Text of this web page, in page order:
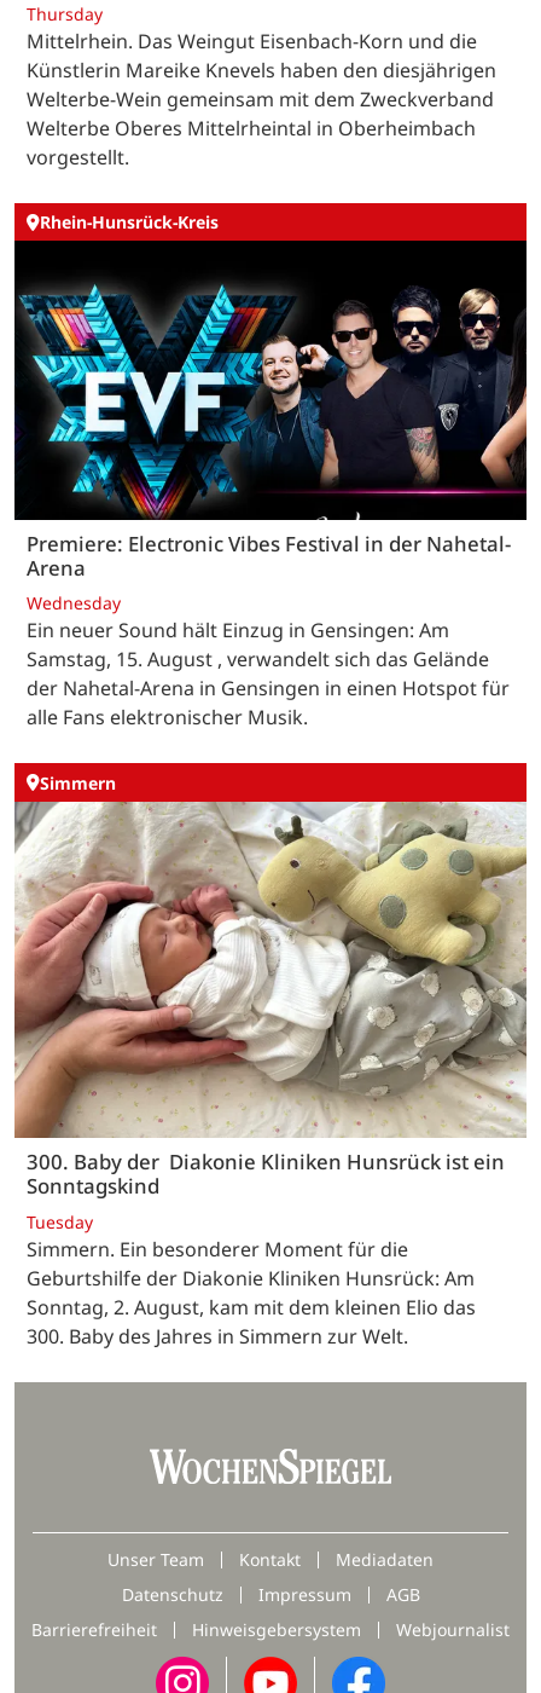
Thursday
Mittelrhein. Das Weingut Eisenbach-Korn und die
Künstlerin Mareike Knevels haben den diesjährigen
Welterbe-Wein gemeinsam mit dem Zweckverband
Welterbe Oberes Mittelrheintal in Oberheimbach
vorgestellt.
Rhein-Hunsrück-Kreis
Premiere: Electronic Vibes Festival in der Nahetal-
Arena
Wednesday
Ein neuer Sound hält Einzug in Gensingen: Am
Samstag, 15. August , verwandelt sich das Gelände
der Nahetal-Arena in Gensingen in einen Hotspot für
alle Fans elektronischer Musik.
Simmern
300. Baby der Diakonie Kliniken Hunsrück ist ein
Sonntagskind
Tuesday
Simmern. Ein besonderer Moment für die
Geburtshilfe der Diakonie Kliniken Hunsrück: Am
Sonntag, 2. August, kam mit dem kleinen Elio das
300. Baby des Jahres in Simmern zur Welt.
Unser Team Kontakt
Mediadaten
Datenschutz
Impressum
AGB
Barrierefreiheit
Hinweisgebersystem Webjournalist